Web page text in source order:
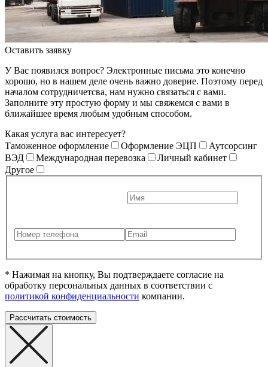
Оставить заявку
У Вас появился вопрос? Электронные письма это конечно
хорошо, но в нашем деле очень важно доверие. Поэтому перед
началом сотрудничетсва, нам нужно связаться с вами.
Заполните эту простую форму и мы свяжемся с вами в
ближайшее время любым удобным способом.
Какая услуга вас интересует?
Таможенное оформление
Оформление ЭЦП
Аутсорсинг
ВЭД
Международная перевозка
Личный кабинет
Другое
* Нажимая на кнопку, Вы подтверждаете согласие на
обработку персональных данных в соответствии с
политикой конфиденциальности компании.